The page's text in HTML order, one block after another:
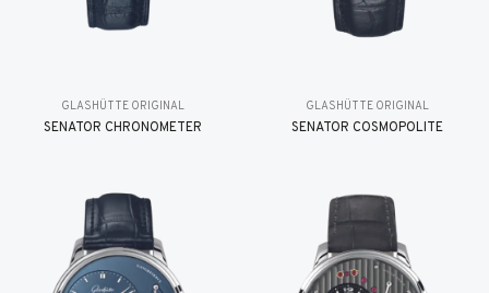
GLASHÜTTE ORIGINAL
SENATOR CHRONOMETER
GLASHÜTTE ORIGINAL
SENATOR COSMOPOLITE